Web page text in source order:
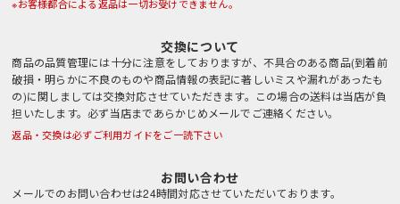
※お客様都合による返品は一切お受けできません。
交換について
商品の品質管理には十分に注意をしておりますが、不具合のある商品(到着前
破損・明らかに不良のものや商品情報の表記に著しいミスや漏れがあったも
の)に関しましては交換対応させていただきます。この場合の送料は当店が負
担いたします。必ず当店まであらかじめメールでご連絡ください。
返品・交換は必ずご利用ガイドをご一読下さい
お問い合わせ
メールでのお問い合わせは24時間対応させていただいております。